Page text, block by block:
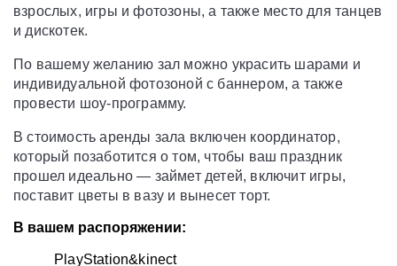
взрослых, игры и фотозоны, а также место для танцев
и дискотек.
По вашему желанию зал можно украсить шарами и
индивидуальной фотозоной с баннером, а также
провести шоу-программу.
В стоимость аренды зала включен координатор,
который позаботится о том, чтобы ваш праздник
прошел идеально — займет детей, включит игры,
поставит цветы в вазу и вынесет торт.
В вашем распоряжении:
PlayStation&kinect